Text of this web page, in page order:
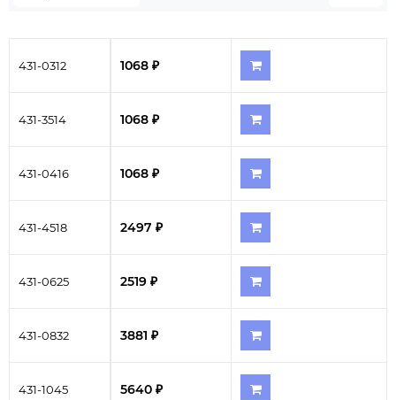
431-0312 1068 ₽
431-3514 1068 ₽
431-0416 1068 ₽
431-4518 2497 ₽
431-0625 2519 ₽
431-0832 3881 ₽
431-1045 5640 ₽